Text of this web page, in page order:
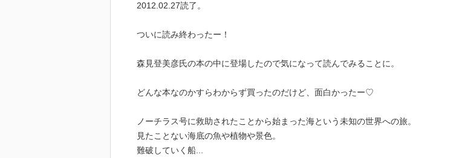
2012.02.27読了。
ついに読み終わったー！
森見登美彦氏の本の中に登場したので気になって読んでみることに。
どんな本なのかすらわからず買ったのだけど、面白かったー♡
ノーチラス号に救助されたことから始まった海という未知の世界への旅。
見たことない海底の魚や植物や景色。
難破していく船...